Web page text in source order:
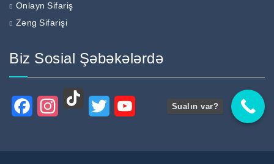
Onlayn Sifariş
Zəng Sifarişi
Biz Sosial Şəbəkələrdə
TikTok
Sualın var?